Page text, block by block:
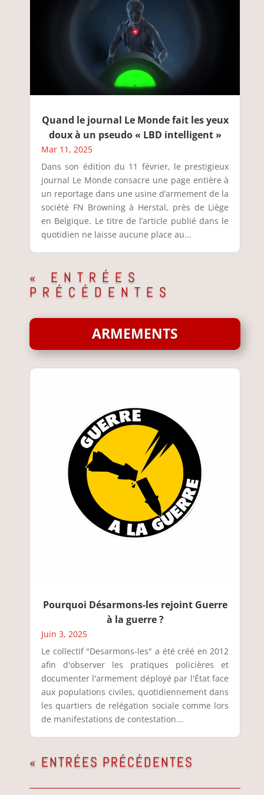
Quand le journal Le Monde fait les yeux
doux à un pseudo « LBD intelligent »
Mar 11, 2025
Dans son édition du 11 février, le prestigieux
journal Le Monde consacre une page entière à
un reportage dans une usine d’armement de la
société FN Browning à Herstal, près de Liège
en Belgique. Le titre de l’article publié dans le
quotidien ne laisse aucune place au...
« ENTRÉES
PRÉCÉDENTES
ARMEMENTS
Pourquoi Désarmons-les rejoint Guerre
à la guerre ?
Juin 3, 2025
Le collectif "Desarmons-les" a été créé en 2012
afin d'observer les pratiques policières et
documenter l'armement déployé par l'État face
aux populations civiles, quotidiennement dans
les quartiers de relégation sociale comme lors
de manifestations de contestation...
« ENTRÉES PRÉCÉDENTES